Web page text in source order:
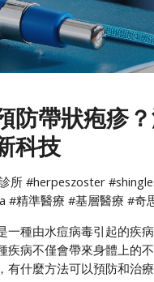
防帶狀疱疹
科技
所 #herpeszoster
#精準醫療 #基層醫療 #奇
一種由水痘病毒引起的疾
疾病不僅會帶來身體上的
有什麼方法可以預防和治